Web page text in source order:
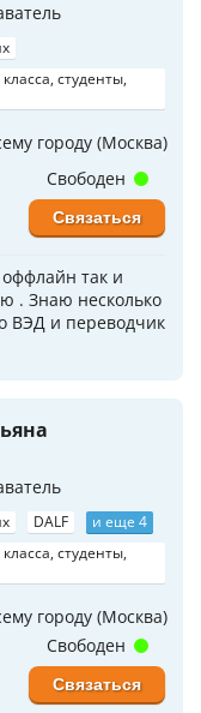
студенты,
городу (Москва)
так и
. Знаю несколько
ВЭД и переводчик
Свободен
Связаться
DALF
и еще 4
студенты,
городу (Москва)
Свободен
Связаться